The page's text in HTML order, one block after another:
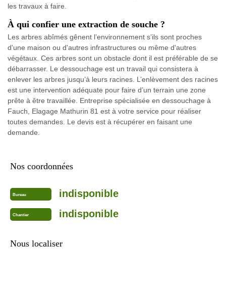
les travaux à faire.
À qui confier une extraction de souche ?
Les arbres abîmés gênent l’environnement s’ils sont proches
d'une maison ou d'autres infrastructures ou même d'autres
végétaux. Ces arbres sont un obstacle dont il est préférable de se
débarrasser. Le dessouchage est un travail qui consistera à
enlever les arbres jusqu’à leurs racines. L’enlèvement des racines
est une intervention adéquate pour faire d’un terrain une zone
prête à être travaillée. Entreprise spécialisée en dessouchage à
Fauch, Elagage Mathurin 81 est à votre service pour réaliser
toutes demandes. Le devis est à récupérer en faisant une
demande.
Nos coordonnées
Bureau indisponible
Chantier indisponible
Nous localiser